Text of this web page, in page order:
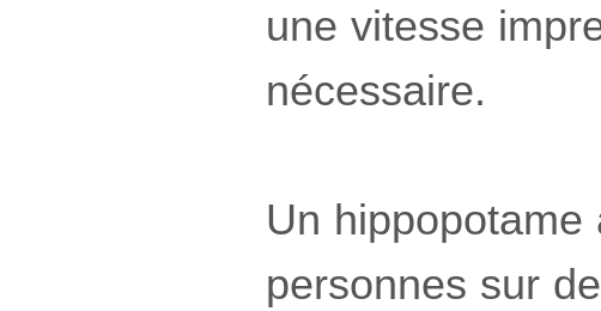
une vitesse
nécessaire.
Un
personnes sur